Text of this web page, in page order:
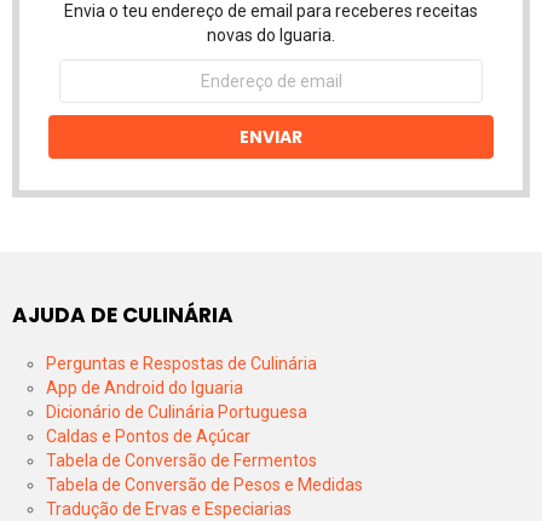
Envia o teu endereço de email para receberes receitas
novas do Iguaria.
Endereço
email
ENVIAR
AJUDA DE CULINÁRIA
Perguntas e Respostas de Culinária
App de Android do Iguaria
Dicionário de Culinária Portuguesa
Caldas e Pontos de Açúcar
Tabela de Conversão de Fermentos
Tabela de Conversão de Pesos e Medidas
Tradução de Ervas e Especiarias